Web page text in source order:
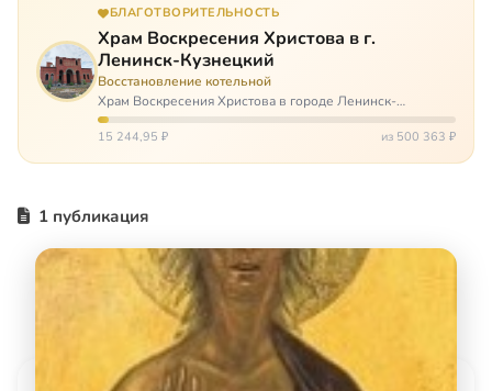
БЛАГОТВОРИТЕЛЬНОСТЬ
Храм Воскресения Христова в г.
Ленинск-Кузнецкий
Восстановление котельной
Храм Воскресения Христова в городе Ленинск-
Кузнецкий в Кемеровской области – совсем новый, он
открылся всего 20 назад. И сейчас храм может вообще
15 244,95 ₽ из 500 363 ₽
1 публикация